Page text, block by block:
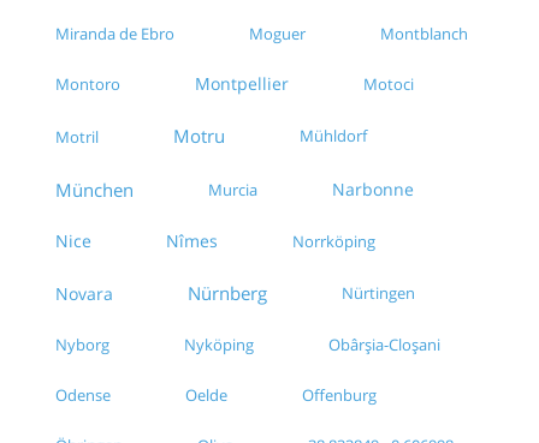
Miranda de Ebro Moguer Montblanch
Montoro Montpellier Motoci
Motril Motru Mühldorf
München Murcia Narbonne
Nice Nîmes Norrköping
Novara Nürnberg Nürtingen
Nyborg Nyköping Obârșia-Cloșani
Odense Oelde Offenburg